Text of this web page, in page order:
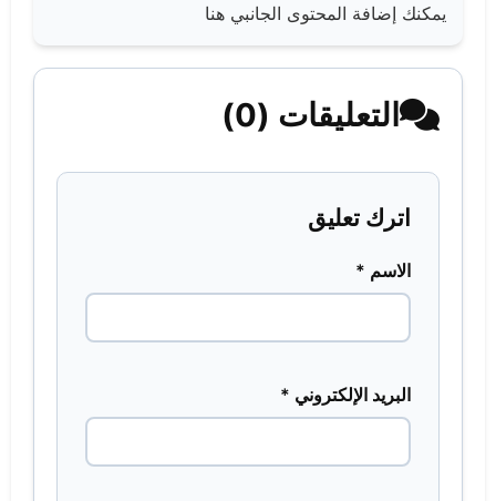
يمكنك إضافة المحتوى الجانبي هنا
التعليقات (0)
اترك تعليق
الاسم *
البريد الإلكتروني *